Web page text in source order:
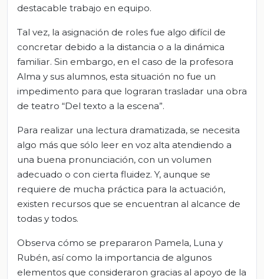
destacable trabajo en equipo.
Tal vez, la asignación de roles fue algo difícil de
concretar debido a la distancia o a la dinámica
familiar. Sin embargo, en el caso de la profesora
Alma y sus alumnos, esta situación no fue un
impedimento para que lograran trasladar una obra
de teatro “Del texto a la escena”.
Para realizar una lectura dramatizada, se necesita
algo más que sólo leer en voz alta atendiendo a
una buena pronunciación, con un volumen
adecuado o con cierta fluidez. Y, aunque se
requiere de mucha práctica para la actuación,
existen recursos que se encuentran al alcance de
todas y todos.
Observa cómo se prepararon Pamela, Luna y
Rubén, así como la importancia de algunos
elementos que consideraron gracias al apoyo de la